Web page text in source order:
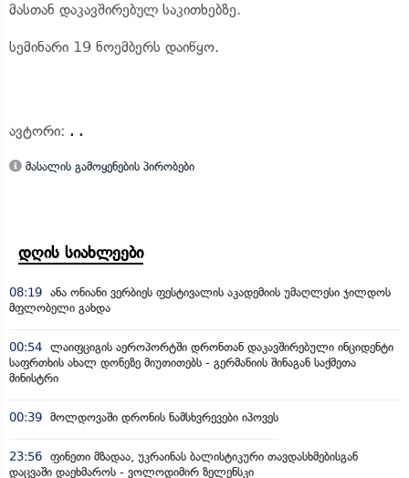
მასთან დაკავშირებულ საკითხებზე.
სემინარი 19 ნოემბერს დაიწყო.
ავტორი: . .
მასალის გამოყენების პირობები
დღის სიახლეები
08:19 ანა ონიანი ვერბიეს ფესტივალის აკადემიის უმაღლესი ჯილდოს
მფლობელი გახდა
00:54 ლაიფციგის აეროპორტში დრონთან დაკავშირებული ინციდენტი
საფრთხის ახალ დონეზე მიუთითებს - გერმანიის შინაგან საქმეთა
მინისტრი
00:39 მოლდოვაში დრონის ნამსხვრევები იპოვეს
23:56 ფინეთი მზადაა, უკრაინას ბალისტიკური თავდასხმებისგან
დაცვაში დაეხმაროს - ვოლოდიმირ ზელენსკი